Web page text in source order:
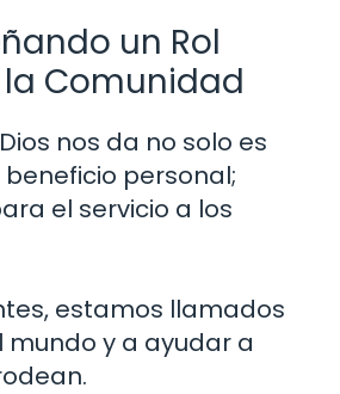
un Rol
Comunidad
nos da no solo es
personal;
el servicio a los
estamos llamados
mundo y a ayudar a